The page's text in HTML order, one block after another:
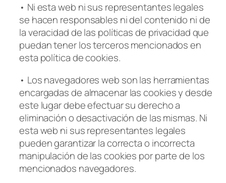
• Ni esta web ni sus representantes legales
se hacen responsables ni del contenido ni de
la veracidad de las políticas de privacidad que
puedan tener los terceros mencionados en
esta política de cookies.
• Los navegadores web son las herramientas
encargadas de almacenar las cookies y desde
este lugar debe efectuar su derecho a
eliminación o desactivación de las mismas. Ni
esta web ni sus representantes legales
pueden garantizar la correcta o incorrecta
manipulación de las cookies por parte de los
mencionados navegadores.